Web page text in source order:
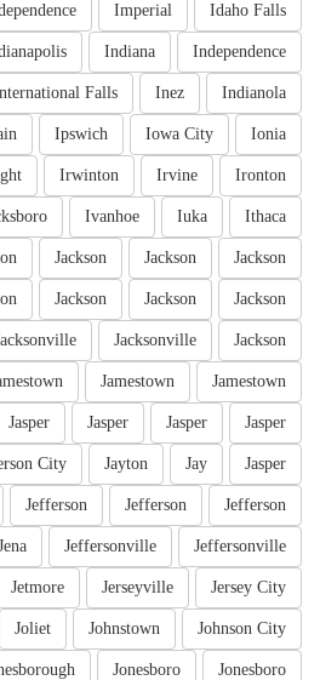
Idaho Falls
Imperial
Independence
Indiana
Indianola
Inez
Falls
Ionia
Iowa City
Ipswich
Ironton
Irvine
Irwinton
Ithaca
Iuka
Ivanhoe
Jackson
Jackson
Jackson
Jackson
Jackson
Jackson
Jackson
Jacksonville
Jamestown
Jamestown
Jasper
Jasper
Jasper
Jasper
Jasper
Jay
Jayton
City
Jefferson
Jefferson
Jefferson
Jeffersonville
Jeffersonville
Jersey City
Jerseyville
Jetmore
Johnson City
Johnstown
Joliet
Jonesboro
Jonesboro